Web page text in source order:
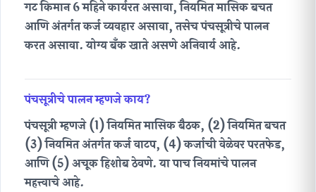
गट किमान 6 महिने कार्यरत असावा, नियमित मासिक बचत
आणि अंतर्गत कर्ज व्यवहार असावा, तसेच पंचसूत्रीचे पालन
करत असावा. योग्य बँक खाते असणे अनिवार्य आहे.
पंचसूत्रीचे पालन म्हणजे काय?
पंचसूत्री म्हणजे (1) नियमित मासिक बैठक, (2) नियमित बचत
(3) नियमित अंतर्गत कर्ज वाटप, (4) कर्जाची वेळेवर परतफेड,
आणि (5) अचूक हिशोब ठेवणे. या पाच नियमांचे पालन
महत्त्वाचे आहे.